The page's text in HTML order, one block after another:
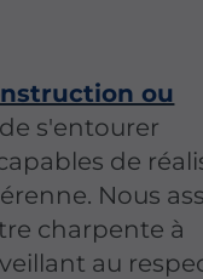
ou
s'entourer
de
Nous
charpente à
au